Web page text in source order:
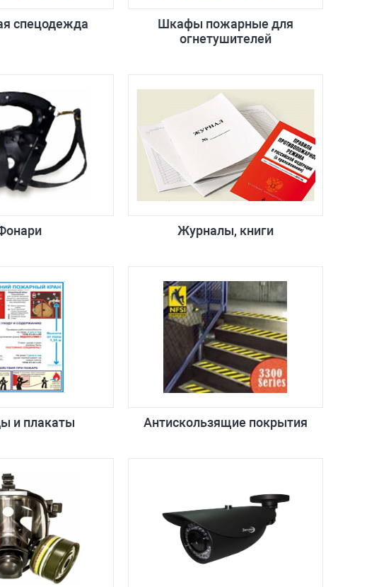
спецодежда
Шкафы пожарные для
огнетушителей
Журналы, книги
и плакаты Антискользящие покрытия